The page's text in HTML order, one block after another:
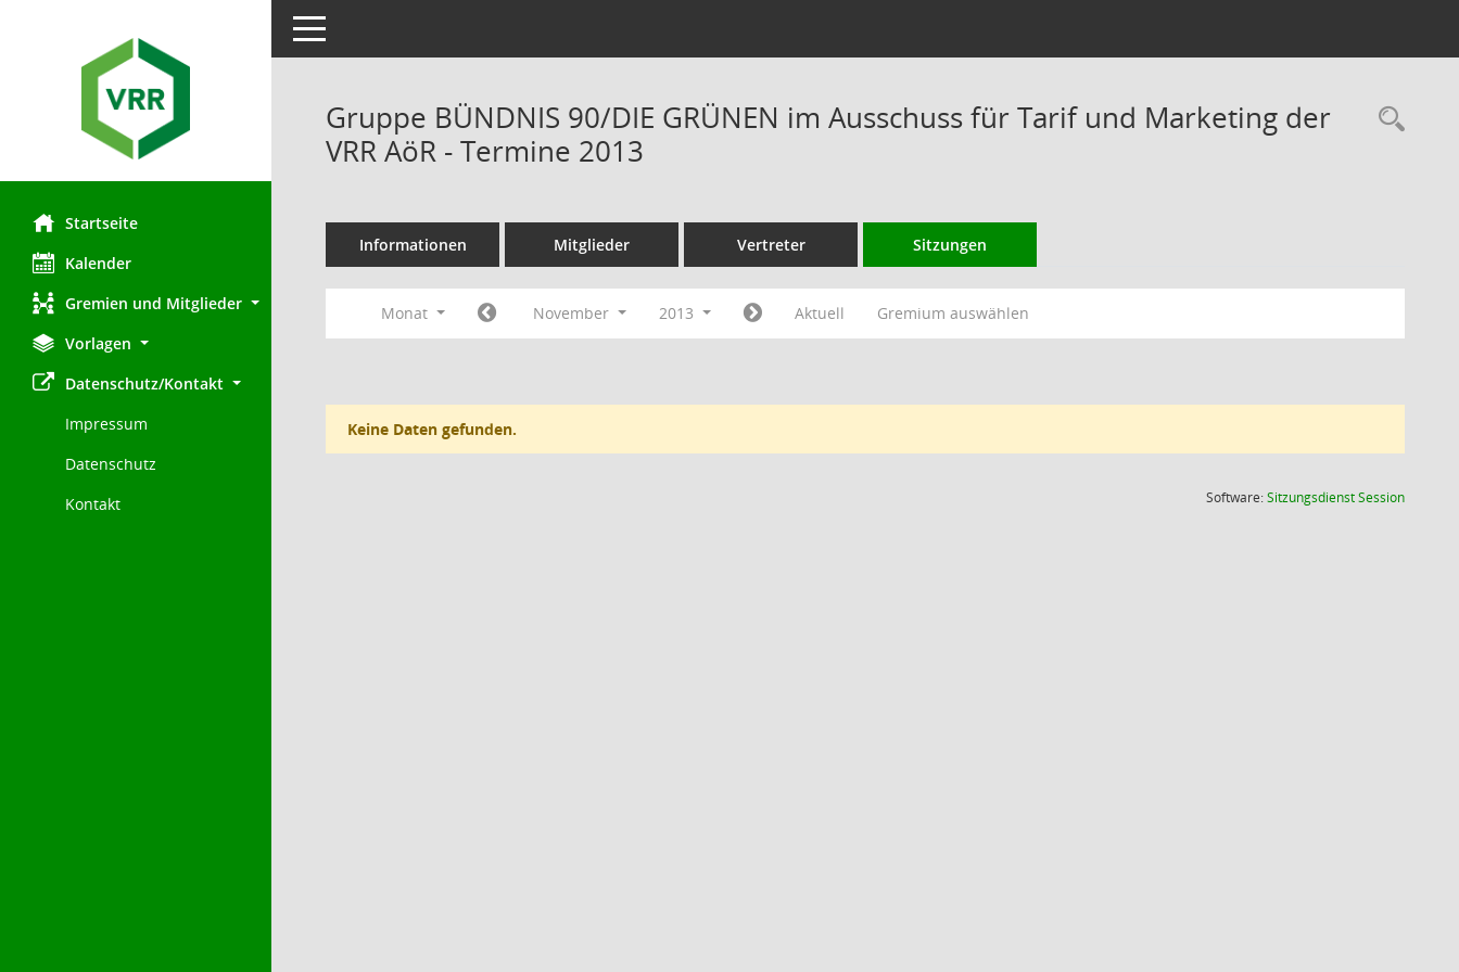
Startseite
Kalender
Gremien und Mitglieder
Vorlagen
Datenschutz/Kontakt
Impressum
Datenschutz
Kontakt
Toggle navigation
Gruppe BÜNDNIS 90/DIE GRÜNEN im Ausschuss für Tarif und Marketing der
VRR AöR - Termine 2013
Informationen Mitglieder Vertreter Sitzungen
Monat November 2013 Aktuell Gremium auswählen
Keine Daten gefunden.
Software:SitzungsdienstSession(Wird in